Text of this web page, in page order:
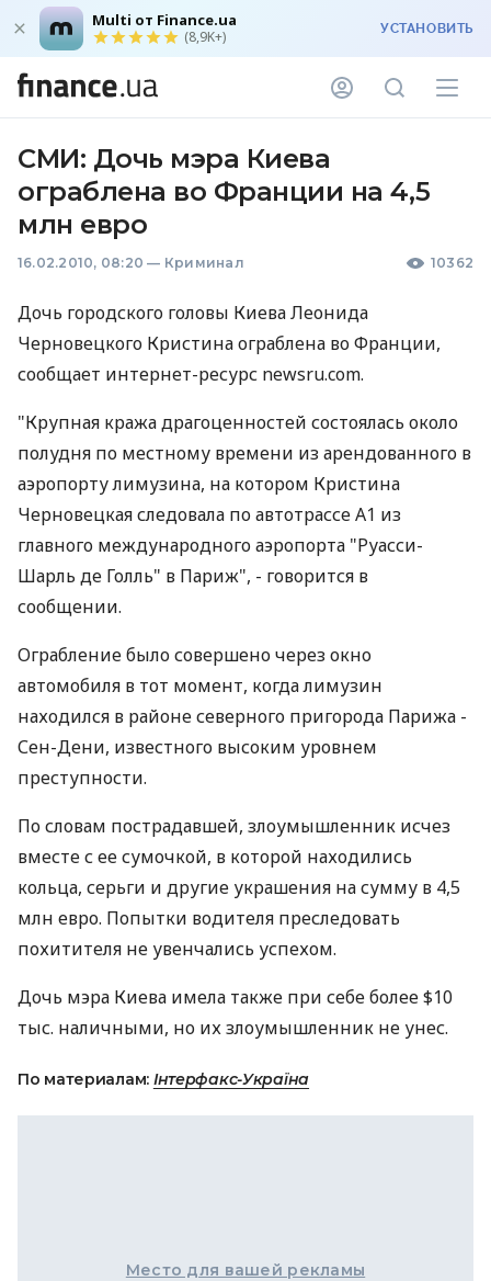
Multi от Finance.ua
(8,9K+) УСТАНОВИТЬ
СМИ: Дочь мэра Киева
ограблена во Франции на 4,5
млн евро
16.02.2010, 08:20 — Криминал 10362
Дочь городского головы Киева Леонида
Черновецкого Кристина ограблена во Франции,
сообщает интернет-ресурс newsru.com.
"Крупная кража драгоценностей состоялась около
полудня по местному времени из арендованного в
аэропорту лимузина, на котором Кристина
Черновецкая следовала по автотрассе А1 из
главного международного аэропорта "Руасси-
Шарль де Голль" в Париж", - говорится в
сообщении.
Ограбление было совершено через окно
автомобиля в тот момент, когда лимузин
находился в районе северного пригорода Парижа -
Сен-Дени, известного высоким уровнем
преступности.
По словам пострадавшей, злоумышленник исчез
вместе с ее сумочкой, в которой находились
кольца, серьги и другие украшения на сумму в 4,5
млн евро. Попытки водителя преследовать
похитителя не увенчались успехом.
Дочь мэра Киева имела также при себе более $10
тыс. наличными, но их злоумышленник не унес.
По материалам: Інтерфакс-Україна
Место для вашей рекламы